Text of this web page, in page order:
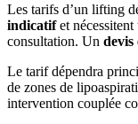
Les tarifs d’un lifting
indicatifet
consultation. Un
Le tarif dépendra
de zones de
intervention couplée